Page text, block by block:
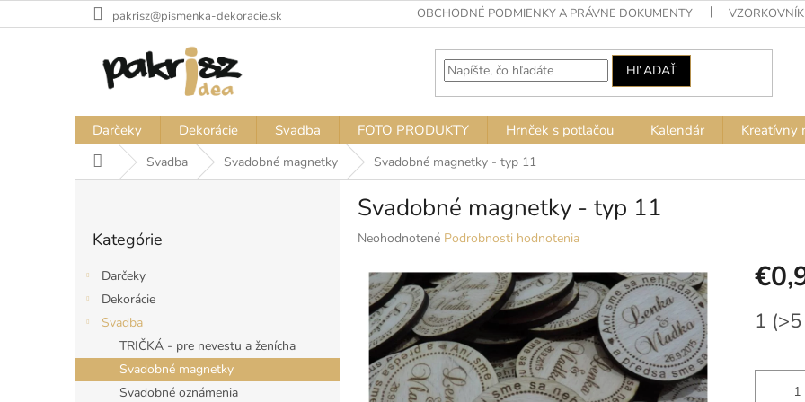
na
pakrisz@pismenka-dekoracie.sk OBCHODNÉ PODMIENKY A PRÁVNE DOKUMENTY VZORKOVNÍK
HĽADAŤ
Darčeky Dekorácie Svadba FOTO PRODUKTY Hrnček s potlačou Kalendár Kreatívny
DomovSvadba Svadobné magnetky Svadobné magnetky - typ 11
kategórie
Kategórie
Darčeky
Dekorácie
Svadba
TRIČKÁ - pre nevestu a ženícha
Svadobné magnetky
Svadobné oznámenia
Svadobné magnetky - typ 11
Priemerné
produktu
0,0
hviezdičiek.
Neohodnotené Podrobnosti hodnotenia
cena:
1